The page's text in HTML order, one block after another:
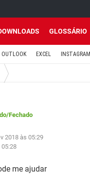
GLOSSÁRIO
OUTLOOK EXCEL INSTAGRAM
/Fechado
2018 às 05:29
me ajudar